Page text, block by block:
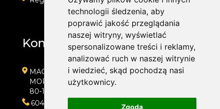
technologii śledzenia, aby
poprawić jakość przeglądania
naszej witryny, wyświetlać
spersonalizowane treści i reklamy,
analizować ruch w naszej witrynie
i wiedzieć, skąd pochodzą nasi
użytkownicy.
Zgoda
Kontakt
MAG Opony
MORENOWA 6
80-172 GDAŃSK
604889000